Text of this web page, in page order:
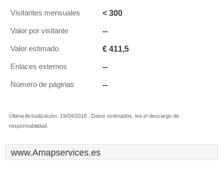
Visitantes mensuales < 300
Valor por visitante --
Valor estimado € 411,5
Enlaces externos --
Número de páginas --
Última Actualización: 19/04/2018 . Datos estimados, lea el descargo de
responsabilidad.
www.Amapservices.es